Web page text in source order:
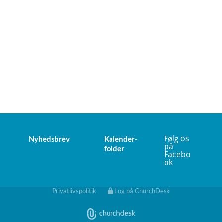
Nyhedsbrev
Kalender-
folder
Følgos
på
Facebo
ok
Privatlivspolitik Log på ChurchDesk